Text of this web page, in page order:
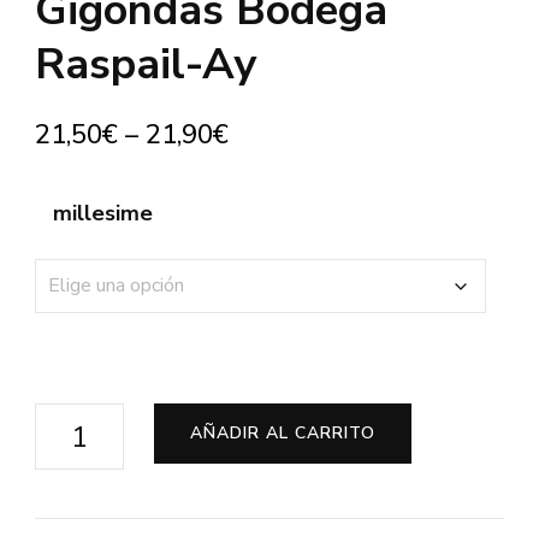
Raspail-Ay
21,50€ – 21,90€
millesime
Gigondas
AÑADIR AL CARRITO